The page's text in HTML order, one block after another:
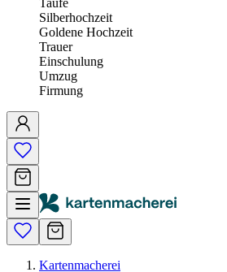
Taufe
Silberhochzeit
Goldene Hochzeit
Trauer
Einschulung
Umzug
Firmung
Kartenmacherei